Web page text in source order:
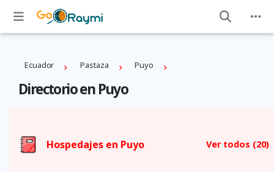
Ecuador Pastaza Puyo
Directorio en Puyo
Hospedajes en Puyo Ver todos (20)